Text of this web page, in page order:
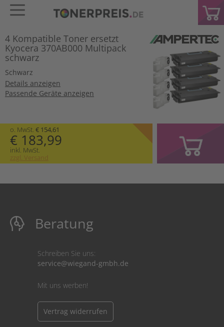
4 Kompatible Toner ersetzt
Kyocera 370AB000 Multipack
schwarz
Schwarz
Details anzeigen
Passende Geräte anzeigen
o. MwSt. € 154,61
€ 183,99
inkl. MwSt.
zzgl. Versand
Beratung
Schreiben Sie uns:
service@wiegand-gmbh.de
Mit uns werben!
Vertrag widerrufen